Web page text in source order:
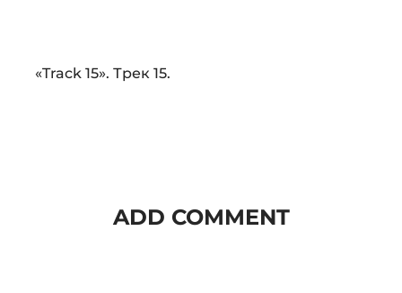
Audio
«Track 15». Трек 15.
ADD COMMENT